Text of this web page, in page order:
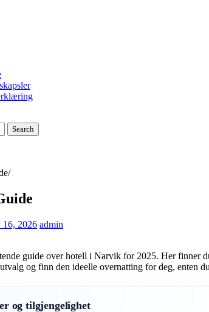
16, 2026 admin
guide over hotell i Narvik for 2025. Her finner
og finn den ideelle overnatting for deg, enten
og tilgjengelighet